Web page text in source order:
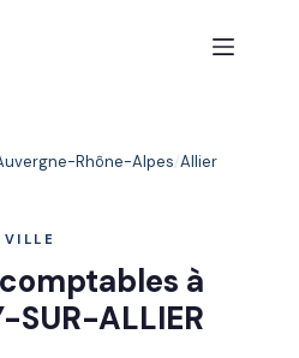
Rhône-Alpes Allier
VILLE
à
SUR-ALLIER